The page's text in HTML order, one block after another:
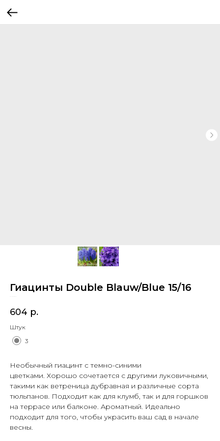
Гиацинты Double Blauw/Blue 15/16
604 р.
Штук
3
Необычный гиацинт с темно-синими
цветками. Хорошо сочетается с другими луковичными,
такими как ветреница дубравная и различные сорта
тюльпанов. Подходит как для клумб, так и для горшков
на террасе или балконе. Ароматный. Идеально
подходит для того, чтобы украсить ваш сад в начале
весны.